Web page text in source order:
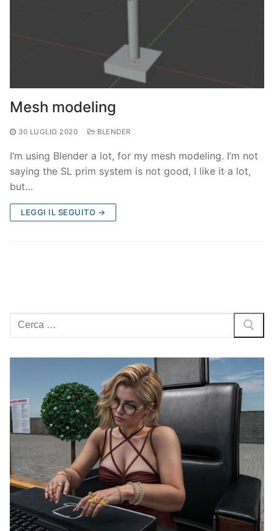
Mesh modeling
30 LUGLIO 2020 BLENDER
I’m using Blender a lot, for my mesh modeling. I’m not
saying the SL prim system is not good, I like it a lot,
but…
LEGGI IL SEGUITO →
Cerca: